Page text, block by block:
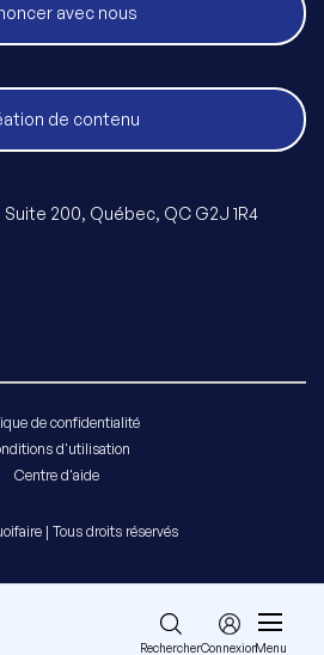
RechercherConnexionMenu
avec nous
de contenu
200, Québec, QC G2J 1R4
de confidentialité
d'utilisation
Centre d'aide
| Tous droits réservés